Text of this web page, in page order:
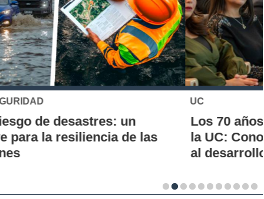
UC
Los 70 años de la Carrera de Química de
la UC: Conoce su historia, hitos y aporte
al desarrollo científico del país